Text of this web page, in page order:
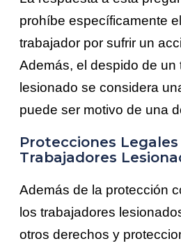
prohíbe específicamente
trabajador por sufrir un
Además, el despido de un
lesionado se considera
puede ser motivo de una
Protecciones Legales
Trabajadores
Además de la protección
los trabajadores
otros derechos y